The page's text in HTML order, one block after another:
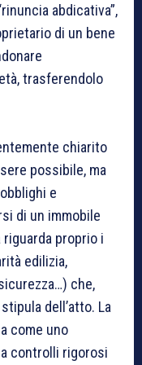
abdicativa”,
di un bene
trasferendolo
chiarito
possibile, ma
e
di un immobile
proprio i
edilizia,
che,
dell’atto. La
come uno
controlli rigorosi